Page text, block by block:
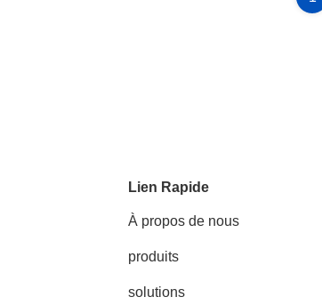
Lien Rapide
À propos de nous
produits
solutions